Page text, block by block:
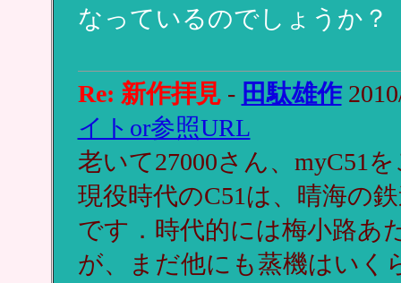
なっているのでしょうか？
Re: 新作拝見- 田駄雄作
イトor参照URL
老いて27000さん、myC51
現役時代のC51は、晴海の
です．時代的には梅小路あ
が、まだ他にも蒸機はいく